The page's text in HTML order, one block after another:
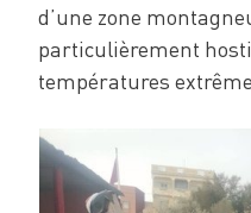
d’une zone
particulièrement
températures